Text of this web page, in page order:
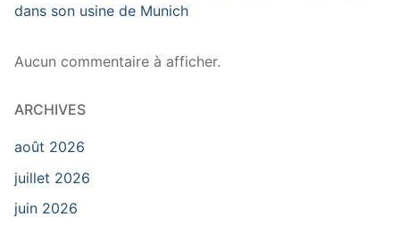
dans son usine de Munich
Aucun commentaire à afficher.
ARCHIVES
août 2026
juillet 2026
juin 2026